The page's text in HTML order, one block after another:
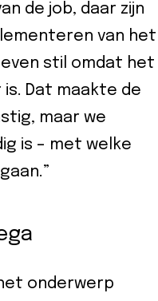
de job, daar zijn
van het
stil omdat het
Dat maakte de
maar we
is – met welke
onderwerp